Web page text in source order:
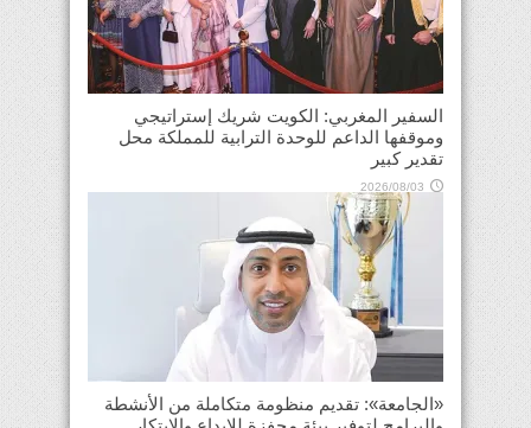
السفير المغربي: الكويت شريك إستراتيجي
وموقفها الداعم للوحدة الترابية للمملكة محل
تقدير كبير
2026/08/03
«الجامعة»: تقديم منظومة متكاملة من الأنشطة